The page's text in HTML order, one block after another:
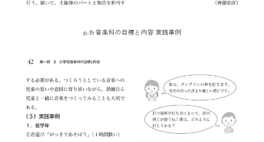
p.39 音楽科の目標と内容 実践事例